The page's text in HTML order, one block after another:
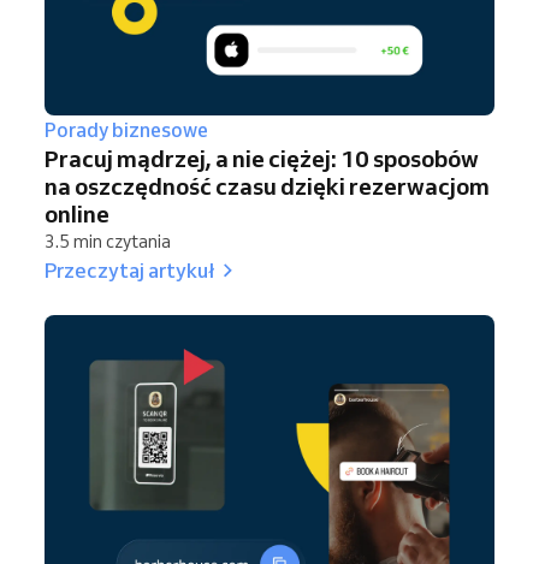
Porady biznesowe
Pracuj mądrzej, a nie ciężej: 10 sposobów
na oszczędność czasu dzięki rezerwacjom
online
3.5 min czytania
Przeczytaj artykuł